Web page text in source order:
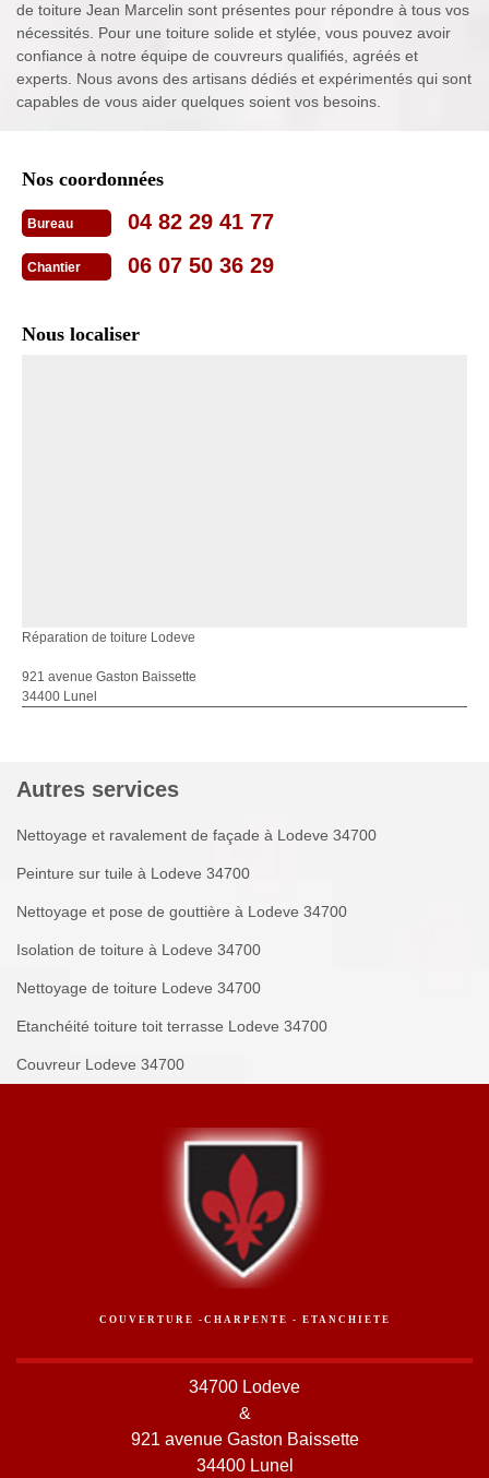
de toiture Jean Marcelin sont présentes pour répondre à tous vos
nécessités. Pour une toiture solide et stylée, vous pouvez avoir
confiance à notre équipe de couvreurs qualifiés, agréés et
experts. Nous avons des artisans dédiés et expérimentés qui sont
capables de vous aider quelques soient vos besoins.
Nos coordonnées
Bureau 04 82 29 41 77
Chantier 06 07 50 36 29
Nous localiser
Réparation de toiture Lodeve
921 avenue Gaston Baissette
34400 Lunel
Autres services
Nettoyage et ravalement de façade à Lodeve 34700
Peinture sur tuile à Lodeve 34700
Nettoyage et pose de gouttière à Lodeve 34700
Isolation de toiture à Lodeve 34700
Nettoyage de toiture Lodeve 34700
Etanchéité toiture toit terrasse Lodeve 34700
Couvreur Lodeve 34700
COUVERTURE -CHARPENTE - ETANCHIETE
34700 Lodeve
&
921 avenue Gaston Baissette
34400 Lunel